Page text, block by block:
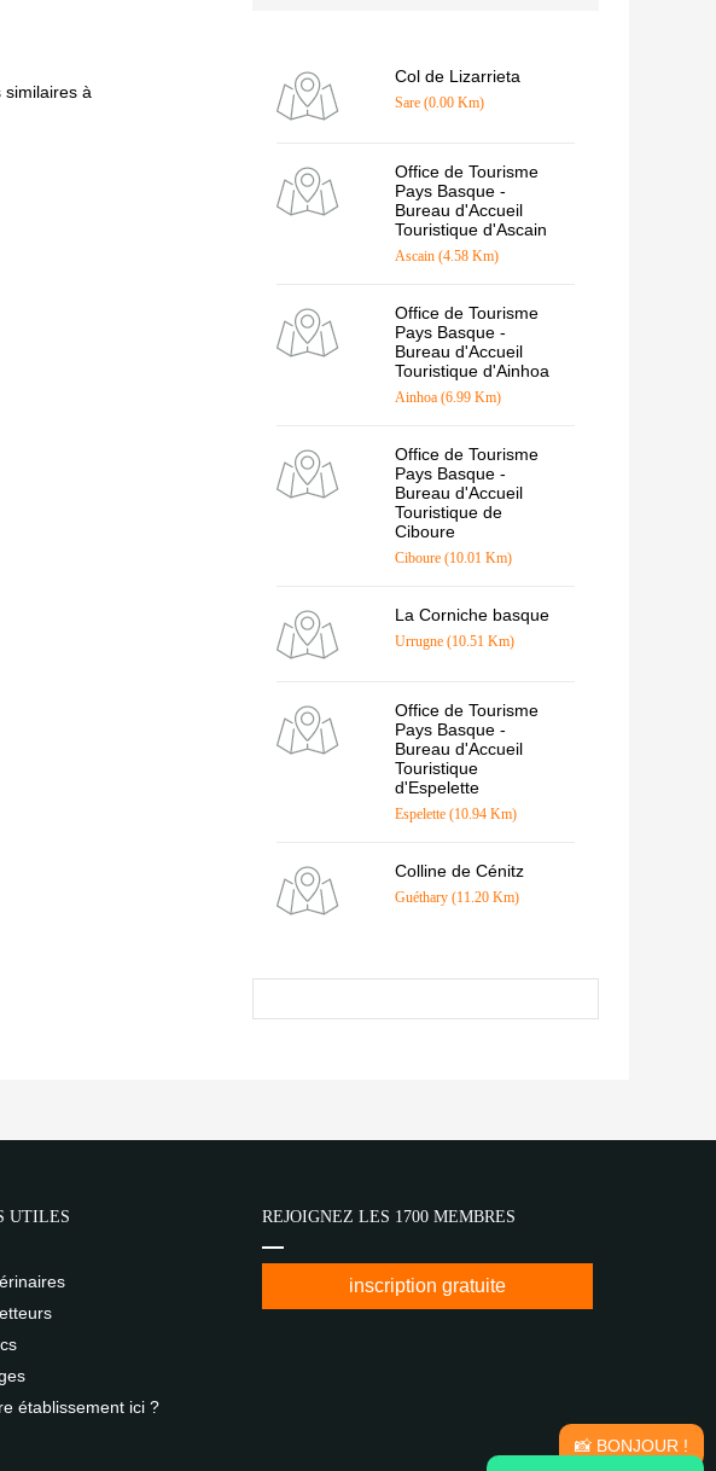
à
Col de Lizarrieta
Sare (0.00 Km)
Office de Tourisme
Pays Basque -
Bureau d'Accueil
Touristique d'Ascain
Ascain (4.58 Km)
Office de Tourisme
Pays Basque -
Bureau d'Accueil
Touristique d'Ainhoa
Ainhoa (6.99 Km)
Office de Tourisme
Pays Basque -
Bureau d'Accueil
Touristique de
Ciboure
Ciboure (10.01 Km)
La Corniche basque
Urrugne (10.51 Km)
Office de Tourisme
Pays Basque -
Bureau d'Accueil
Touristique
d'Espelette
Espelette (10.94 Km)
Colline de Cénitz
Guéthary (11.20 Km)
📸 BONJOUR !
UTILES
établissement ici ?
REJOIGNEZ LES 1700 MEMBRES
inscription gratuite